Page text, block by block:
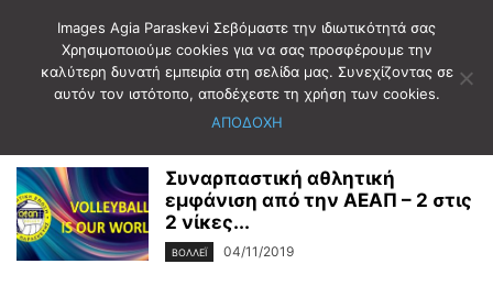
Αρχική 2019 Νοέμβριος 4
Ημερήσιο Αρχείο: 04/11/2019
Συναρπαστική αθλητική
εμφάνιση από την ΑΕΑΠ – 2 στις
2 νίκες...
ΒΟΛΛΕΪ 04/11/2019
Images Agia Paraskevi Σεβόμαστε την ιδιωτικότητά σας
Χρησιμοποιούμε cookies για να σας προσφέρουμε την
καλύτερη δυνατή εμπειρία στη σελίδα μας. Συνεχίζοντας σε
αυτόν τον ιστότοπο, αποδέχεστε τη χρήση των cookies.
ΑΠΟΔΟΧΗ